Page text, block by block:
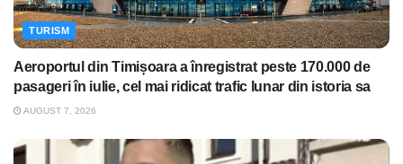
TURISM
Aeroportul din Timișoara a înregistrat peste 170.000 de
pasageri în iulie, cel mai ridicat trafic lunar din istoria sa
AUGUST 7, 2026